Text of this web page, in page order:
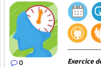
0 Exercice